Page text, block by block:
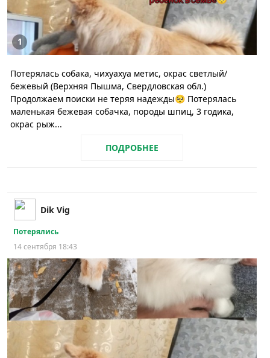
1
Потерялась собака, чихуахуа метис, окрас светлый/
бежевый (Верхняя Пышма, Свердловская обл.)
Продолжаем поиски не теряя надежды🥺 Потерялась
маленькая бежевая собачка, породы шпиц, 3 годика,
окрас рыж...
ПОДРОБНЕЕ
Dik Vig
Потерялись
14 сентября 18:43